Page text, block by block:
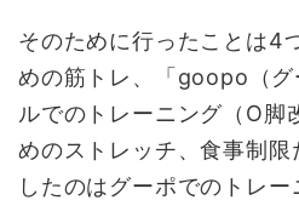
そのために行ったことは4
めの筋トレ、「goopo（
ルでのトレーニング（O脚
めのストレッチ、食事制
したのはグーポでのトレ